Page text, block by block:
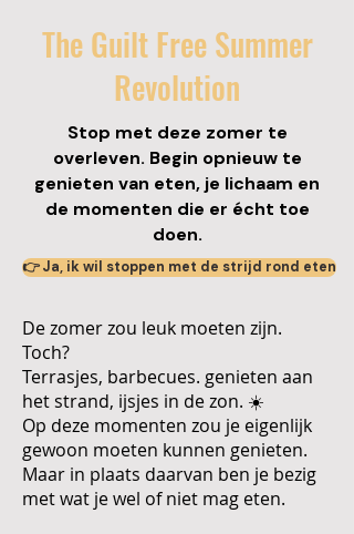
The Guilt Free Summer
Revolution
Stop met deze zomer te
overleven. Begin opnieuw te
genieten van eten, je lichaam en
de momenten die er écht toe
doen.
👉 Ja, ik wil stoppen met de strijd rond eten
De zomer zou leuk moeten zijn.
Toch?
Terrasjes, barbecues. genieten aan
het strand, ijsjes in de zon. ☀️
Op deze momenten zou je eigenlijk
gewoon moeten kunnen genieten.
Maar in plaats daarvan ben je bezig
met wat je wel of niet mag eten.